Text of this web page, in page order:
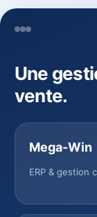
Une
vente.
Mega-Win
ERP & gestion